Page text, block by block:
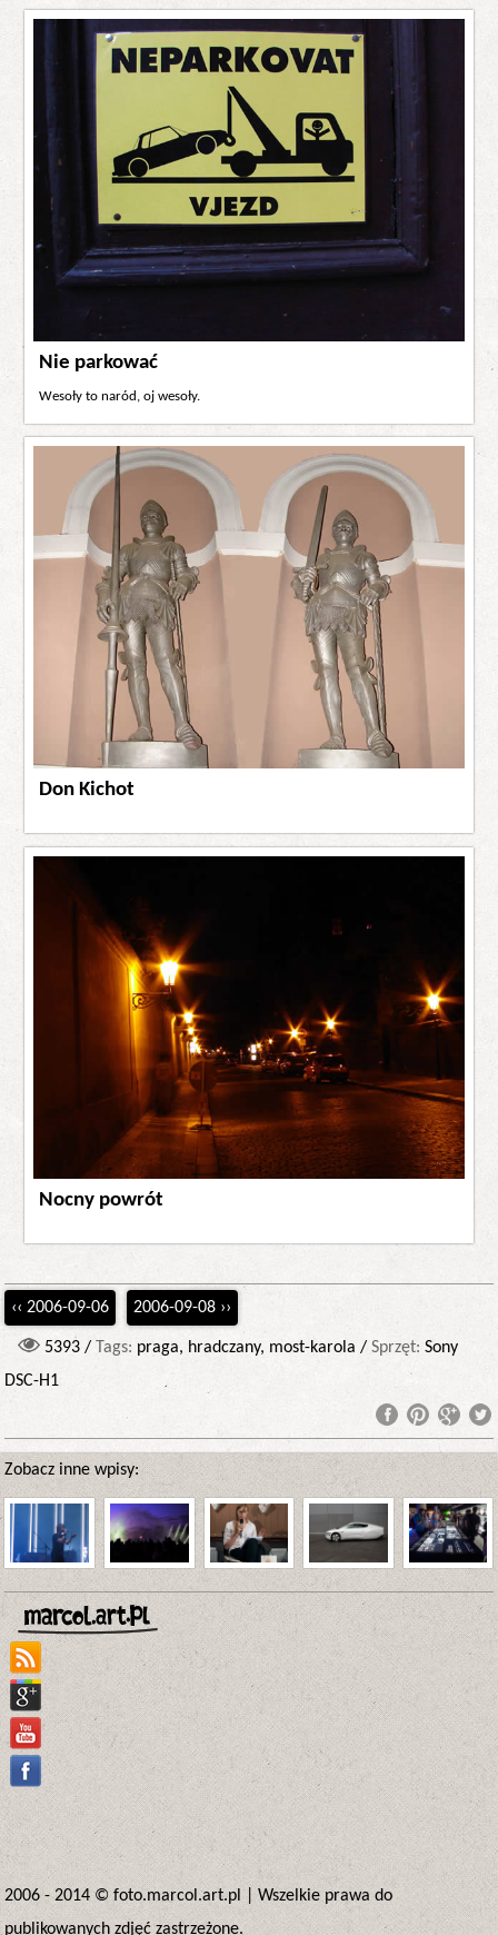
Nie parkować
Wesoły to naród, oj wesoły.
Don Kichot
Nocny powrót
‹‹ 2006-09-06 2006-09-08 ››
5393 / Tags: praga, hradczany, most-karola /Sprzęt: Sony
DSC-H1
Zobacz inne wpisy:
2006 - 2014 ©foto.marcol.art.pl |Wszelkie prawa do
publikowanych zdjęć zastrzeżone.